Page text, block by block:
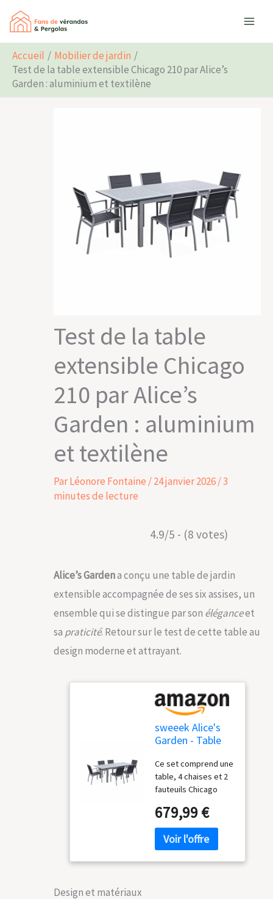
Aller
contenu
Accueil
Mobilier de jardin
Test de la table extensible Chicago 210 par Alice’s
Garden : aluminium et textilène
Test de la table
extensible Chicago
210 par Alice’s
Garden : aluminium
et textilène
ParLéonore Fontaine /24 janvier 2026/3
minutes de lecture
4.9/5 - (8 votes)
Alice’s Gardena conçu une table de jardin
extensible accompagnée de ses six assises, un
ensemble qui se distingue par son éléganceet
sa praticité. Retour sur le test de cette table au
design moderne et attrayant.
sweeek Alice's
Garden - Table
Extensible
Aluminium + 6
assises - Chicago
210 Gris - Table
en Aluminium
150/210cm avec
rallonge et 6
textilène
Ce set comprend une
table, 4 chaises et 2
fauteuils Chicago
très léger Fauteuils
et chaises
empilables Fauteuils
et chaises
empilables
679,99 €
Design et matériaux
Rechercher